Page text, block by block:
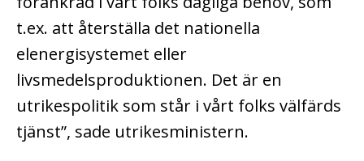
t.ex. att återställa det nationella
elenergisystemet eller
livsmedelsproduktionen. Det är en
utrikespolitik som står i vårt folks välfärds
tjänst”, sade utrikesministern.